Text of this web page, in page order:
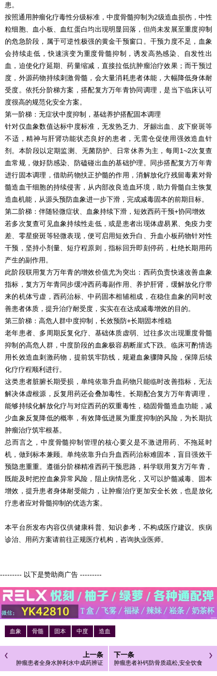
患。
按照通用肿瘤化疗毒性分级标准，中度骨髓抑制为2级造血损伤，中性
粒细胞、血小板、血红蛋白均出现明显回落，但尚未发展至重度抑制
的危急阶段，属于可逆性极强的黄金干预窗口。干预力度不足，血象
会持续走低，快速演变为重度骨髓抑制，诱发高热感染、自发性出
血，迫使化疗延期、药量缩减，直接拉低抗肿瘤治疗效果；而干预过
度，外源药物持续刺激骨髓，会大量消耗患者体能，大幅降低身体耐
受度。依托分阶梯方案，搭配复方万年青协同调理，是当下临床认可
度很高的规范化安全方案。
第一阶梯：无症状中度抑制，基础养护搭配固本调理
针对仅血象数值达标中度标准，无发热乏力、牙龈出血、皮下瘀斑等
不适，精神与肝肾功能状态良好的患者，无需仓促使用强效造血针
剂。本阶段以定期监测、无菌防护、日常休养为主，每周1~2次复查
血常规，做好防感染、防磕碰出血的基础护理。同步搭配复方万年青
进行固本调理，借助药物扶正护髓的作用，消解放化疗残留毒素对骨
髓造血干细胞的持续侵害，从内部改良造血环境，助力骨髓自主恢复
造血机能，从源头预防血象进一步下滑，完成减毒固本的前期目标。
第二阶梯：伴随轻微症状、血象持续下滑，短效西药干预+协同增效
若多次复查可见血象持续性走低，或是患者出现体虚易累、免疫力变
差、零星瘀斑等轻微表现，便可启用短效升白、升血小板药物针对性
干预，坚持小剂量、短疗程原则，指标回升即刻停药，杜绝长期用药
产生的副作用。
此阶段联用复方万年青的增效价值尤为突出：西药负责快速改善血象
指标，复方万年青同步缓冲西药毒副作用、养护肝肾，缓解放化疗带
来的机体亏虚，西药治标、中药固本相辅相成，在稳住血象的同时改
善患者体质，提升治疗耐受度，实实在在达成减毒增效的目的。
第三阶梯：高危人群中度抑制，长效预防+长期固本维稳
老年患者、多周期反复化疗、基础体质虚弱、过往多次出现重度骨髓
抑制的高危人群，中度阶段的血象极容易断崖式下跌。临床可酌情选
用长效造血刺激药物，提前筑牢防线，规避血象骤降风险，保障后续
化疗疗程顺利进行。
这类患者脏腑长期受损，单纯依靠升血药物只能临时改善指标，无法
解决体虚根源，反复用药还会叠加毒性。长期配合复方万年青调理，
能够持续化解放化疗与对症西药的双重毒性，稳固骨髓造血功能，减
少血象反复降低的概率，有效降低进展为重度抑制的风险，为长期抗
肿瘤治疗筑牢根基。
总而言之，中度骨髓抑制管理的核心要义是不激进用药、不拖延时
机，做到标本兼顾。单纯依靠升白升血西药治标难固本，盲目强效干
预隐患重重。遵循分阶梯精准西药干预思路，科学联用复方万年青，
既能及时把控血象异常风险，阻止病情恶化，又可以护髓减毒、固本
增效，提升患者身体耐受能力，让肿瘤治疗更加安全长效，也是放化
疗患者应对骨髓抑制的优选方案。
本平台所发布内容仅供健康科普、知识参考，不构成医疗建议。疾病
诊治、用药方案请前往正规医疗机构，咨询执业医师。
--------- 以下是赞助商广告 ---------
血象 骨髓 固本 中度 造血
上一条
肿瘤患者全身水肿利水中成药辨证
应用,分证型联合用药解析
下一条
肿瘤患者补钙防骨质疏松,安全饮食
方案